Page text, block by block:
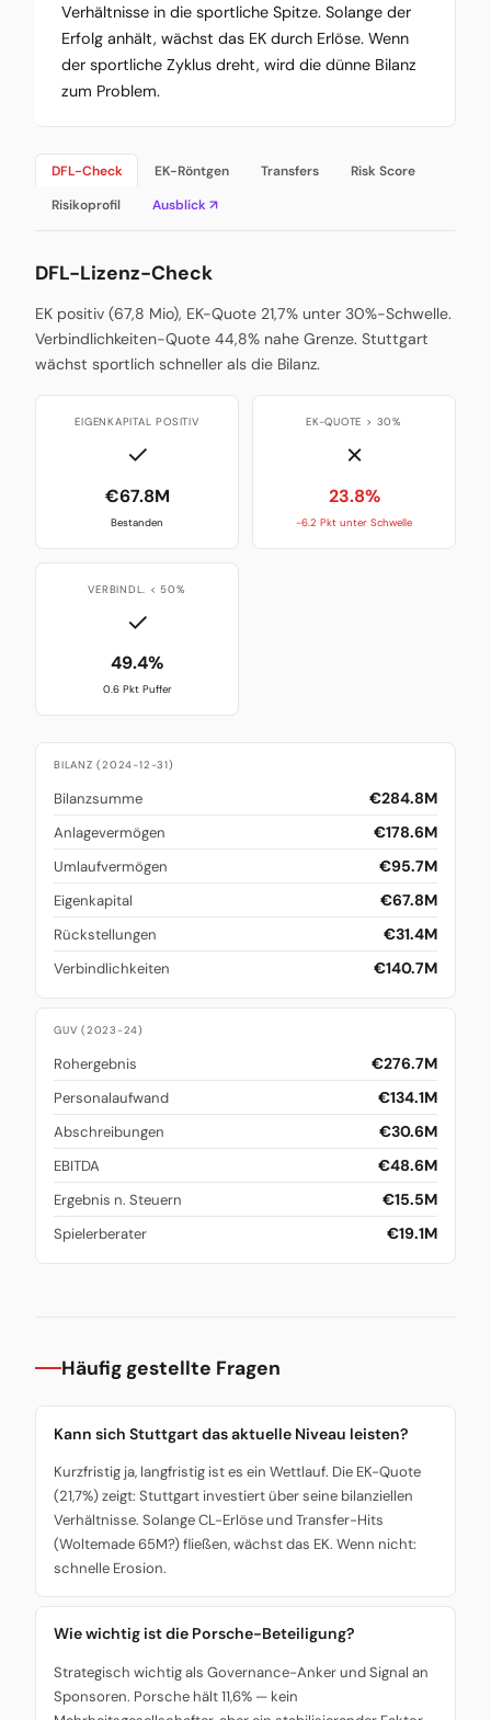
Verhältnisse in die sportliche Spitze. Solange der
Erfolg anhält, wächst das EK durch Erlöse. Wenn
der sportliche Zyklus dreht, wird die dünne Bilanz
zum Problem.
DFL-Check EK-Röntgen Transfers
Risk Score
Risikoprofil
Ausblick ↗
DFL-Lizenz-Check
EK positiv (67,8 Mio), EK-Quote 21,7% unter 30%-Schwelle.
Verbindlichkeiten-Quote 44,8% nahe Grenze. Stuttgart
wächst sportlich schneller als die Bilanz.
EIGENKAPITAL POSITIV
✓
€67.8M
Bestanden
EK-QUOTE > 30%
✗
23.8%
-6.2 Pkt unter Schwelle
VERBINDL. < 50%
✓
49.4%
0.6 Pkt Puffer
BILANZ (2024-12-31)
Bilanzsumme €284.8M
Anlagevermögen €178.6M
Umlaufvermögen €95.7M
Eigenkapital €67.8M
Rückstellungen €31.4M
Verbindlichkeiten €140.7M
GUV (2023-24)
Rohergebnis €276.7M
Personalaufwand €134.1M
Abschreibungen €30.6M
EBITDA €48.6M
Ergebnis n. Steuern €15.5M
Spielerberater €19.1M
Häufig gestellte Fragen
Kann sich Stuttgart das aktuelle Niveau leisten?
Kurzfristig ja, langfristig ist es ein Wettlauf. Die EK-Quote
(21,7%) zeigt: Stuttgart investiert über seine bilanziellen
Verhältnisse. Solange CL-Erlöse und Transfer-Hits
(Woltemade 65M?) fließen, wächst das EK. Wenn nicht:
schnelle Erosion.
Wie wichtig ist die Porsche-Beteiligung?
Strategisch wichtig als Governance-Anker und Signal an
Sponsoren. Porsche hält 11,6% — kein